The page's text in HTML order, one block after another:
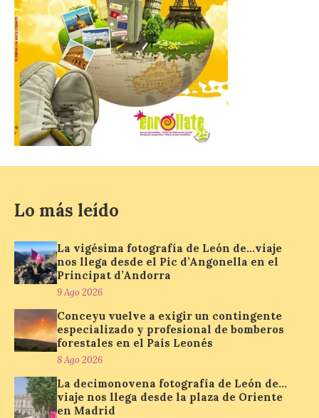
9 Ago 2026
El próximo 12 de agosto
se producirá el fenómeno
natural excepcional que
podrá verse en muchos
puntos de la comarca,
pero hay que recordar que la observación
debe hacerse siguiendo las pautas de
seguridad recomendadas. La Comarca de
Cinco Villas […]
La vigésima fotografía de
León de…viaje nos llega
en el Principat d’Andorra
9 Ago 2026
Nueva edición de León
de…viaje. Una iniciativa
organizado por la sección
juvenil de la Asociación
Enróllate, la Asociación
Turismo, Ocio e Información para
jóvenes “Enredando.info”. Miguel Robles
nos envía la vigésima fotografía de […]
Lo más leído
La vigésima fotografía de León de…viaje
nos llega desde el Pic d’Angonella en el
Principat d’Andorra
9 Ago 2026
Conceyu vuelve a exigir un contingente
especializado y profesional de bomberos
forestales en el País Leonés
8 Ago 2026
La decimonovena fotografía de León de…
viaje nos llega desde la plaza de Oriente
en Madrid